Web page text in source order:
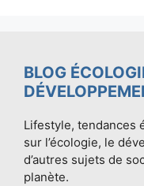
BLOG
Lifestyle, tendances
sur l’écologie, le
d’autres sujets de
planète.